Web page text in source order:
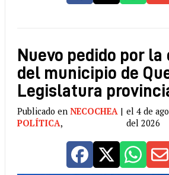
Nuevo pedido por la
del municipio de
Legislatura
Publicado en NECOCHEA |
POLÍTICA,
el 4 de
del 2026